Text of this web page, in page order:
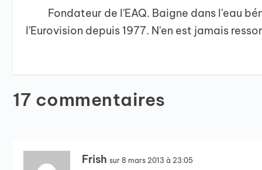
Fondateur de l'EAQ. Baigne dans l'eau
l'Eurovision depuis 1977. N'en est jamais
17 commentaires
Frish sur 8 mars 2013 à 23:05